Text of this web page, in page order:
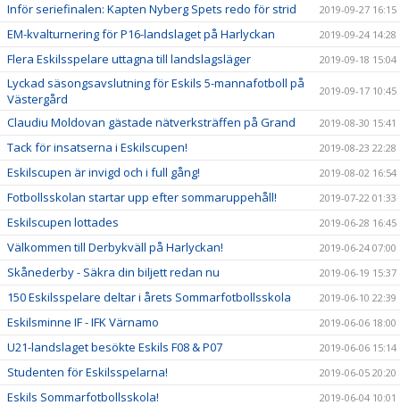
Inför seriefinalen: Kapten Nyberg Spets redo för strid 2019-09-27 16:15
EM-kvalturnering för P16-landslaget på Harlyckan 2019-09-24 14:28
Flera Eskilsspelare uttagna till landslagsläger 2019-09-18 15:04
Lyckad säsongsavslutning för Eskils 5-mannafotboll på
Västergård
2019-09-17 10:45
Claudiu Moldovan gästade nätverksträffen på Grand 2019-08-30 15:41
Tack för insatserna i Eskilscupen! 2019-08-23 22:28
Eskilscupen är invigd och i full gång! 2019-08-02 16:54
Fotbollsskolan startar upp efter sommaruppehåll! 2019-07-22 01:33
Eskilscupen lottades 2019-06-28 16:45
Välkommen till Derbykväll på Harlyckan! 2019-06-24 07:00
Skånederby - Säkra din biljett redan nu 2019-06-19 15:37
150 Eskilsspelare deltar i årets Sommarfotbollsskola 2019-06-10 22:39
Eskilsminne IF - IFK Värnamo 2019-06-06 18:00
U21-landslaget besökte Eskils F08 & P07 2019-06-06 15:14
Studenten för Eskilsspelarna! 2019-06-05 20:20
Eskils Sommarfotbollsskola! 2019-06-04 10:01